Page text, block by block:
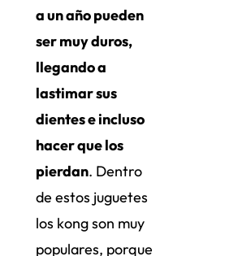
a un año pueden
ser muy duros,
llegando a
lastimar sus
dientes e incluso
hacer que los
pierdan. Dentro
de estos juguetes
los kong son muy
populares, porque